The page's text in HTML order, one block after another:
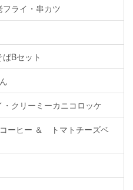
ライ・串カツ
Bセット
クリーミーカニコロッケ
ーヒー ＆ トマトチーズベ